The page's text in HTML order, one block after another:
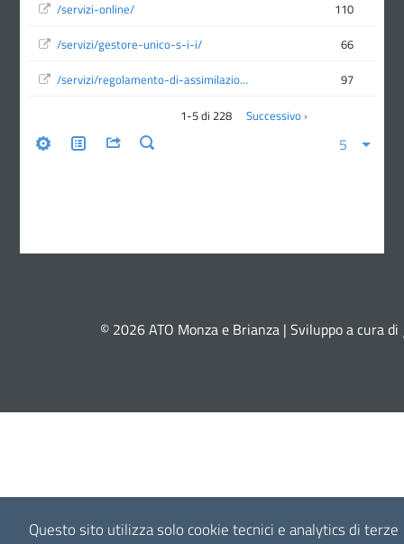
Questo sito utilizza solo cookie tecnici e analytics di terze
© 2026 ATO Monza e Brianza | Sviluppo a cura di